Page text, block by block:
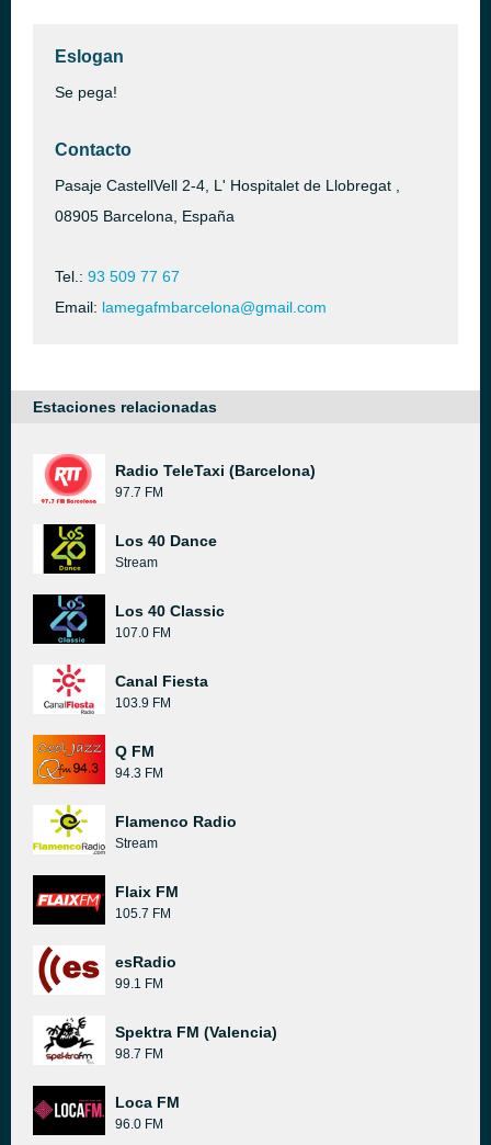
Eslogan
Se pega!
Contacto
Pasaje CastellVell 2-4, L' Hospitalet de Llobregat ,
08905 Barcelona, España
Tel.: 93 509 77 67
Email: lamegafmbarcelona@gmail.com
Estaciones relacionadas
Radio TeleTaxi (Barcelona)
97.7 FM
Los 40 Dance
Stream
Los 40 Classic
107.0 FM
Canal Fiesta
103.9 FM
Q FM
94.3 FM
Flamenco Radio
Stream
Flaix FM
105.7 FM
esRadio
99.1 FM
Spektra FM (Valencia)
98.7 FM
Loca FM
96.0 FM